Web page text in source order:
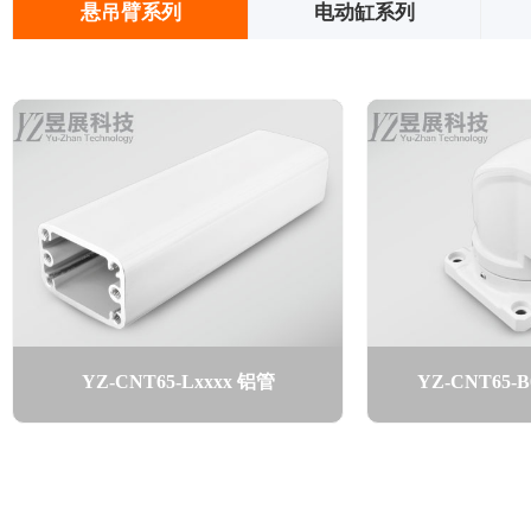
悬吊臂系列 电动缸系列
YZ-CNT65-Lxxxx 铝管 YZ-CNT65-